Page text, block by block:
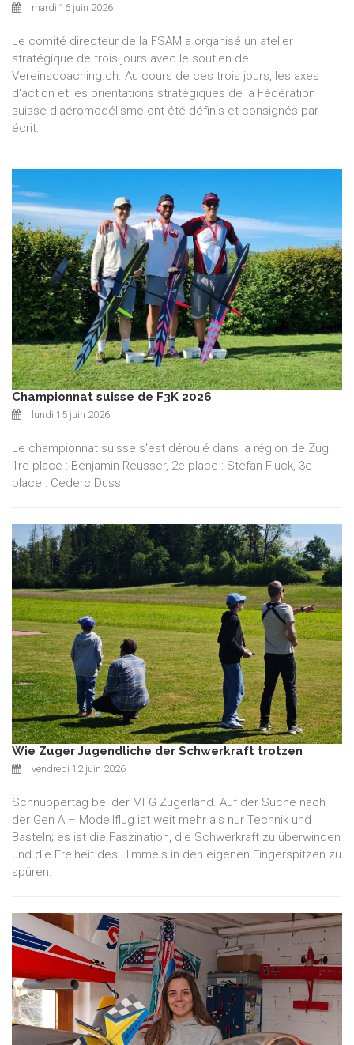
mardi 16 juin 2026
Le comité directeur de la FSAM a organisé un atelier
stratégique de trois jours avec le soutien de
Vereinscoaching.ch. Au cours de ces trois jours, les axes
d'action et les orientations stratégiques de la Fédération
suisse d'aéromodélisme ont été définis et consignés par
écrit.
Championnat suisse de F3K 2026
lundi 15 juin 2026
Le championnat suisse s'est déroulé dans la région de Zug.
1re place : Benjamin Reusser, 2e place : Stefan Fluck, 3e
place : Cederc Duss
Wie Zuger Jugendliche der Schwerkraft trotzen
vendredi 12 juin 2026
Schnuppertag bei der MFG Zugerland. Auf der Suche nach
der Gen A – Modellflug ist weit mehr als nur Technik und
Basteln; es ist die Faszination, die Schwerkraft zu überwinden
und die Freiheit des Himmels in den eigenen Fingerspitzen zu
spüren.